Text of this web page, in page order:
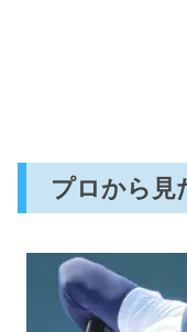
プロから見